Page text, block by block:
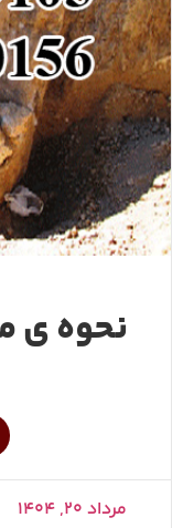
نحوه ی
مرداد ۲۰, ۱۴۰۴